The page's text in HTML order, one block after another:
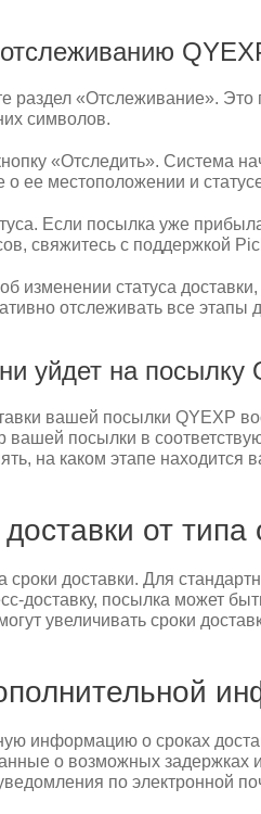
раздел «Отслеживание».
символов.
«Отследить». Система
ее местоположении и
Если посылка уже
свяжитесь с поддержкой
изменении статуса
отслеживать все этапы
уйдет на посылку
вашей посылки QYEXP
посылки в
на каком этапе
от типа
сроки доставки. Для
доставку, посылка может
увеличивать сроки
информацию о сроках
о возможных задержках
по электронной